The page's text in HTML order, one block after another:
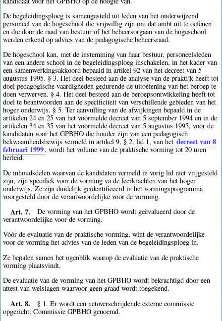
De begeleidingsploeg is samengesteld uit leden van het onderwijzend
personeel van de hogeschool die vrijwillig zijn om dat ambt uit te oefenen
en die door de raad van bestuur of het beheersorgaan van de hogeschool
werden erkend op advies van de pedagogische beheersraad.
De hogeschool kan, met de instemming van haar bestuur, personeelsleden
van een andere school in de begeleidingsploeg inschakelen, in het kader van
een samenwerkingsakkoord bepaald in artikel 92 van het decreet van 5
augustus 1995. § 3. Het deel besteed aan de analyse van de praktijk heeft tot
doel pedagogische vaardigheden gedurende de uitoefening van het beroep te
doen verwerven. § 4. Het deel besteed aan de beroepsontwikkeling heeft tot
doel te beantwoorden aan de specificiteit van verschillende gebieden van het
hoger onderwijs. § 5. Ter aanvulling van de afwijkingen bepaald in de
artikelen 24 en 25 van het voormelde decreet van 5 september 1994 en in de
artikelen 34 en 35 van het voormelde decreet van 5 augustus 1995, voor de
kandidaten voor het GPBHO die houder zijn van een pedagogisch
bekwaamheidsbewijs vermeld in artikel 9, § 2, lid 1, van het decreet van 8
februari 1999, wordt het volume van de praktische vorming tot 20 uren
herleid.
De inhoudsdelen waarvan de kandidaten vermeld in vorig lid niet vrijgesteld
zijn, zijn specifiek voor de vorming va de leerkrachten van het hoger
onderwijs. Ze zijn duidelijk geïdentificeerd in het vormingsprogramma
voorgesteld door de verantwoordelijke voor de vorming.
Art. 7.
De vorming van het GPBHO wordt geëvalueerd door de
verantwoordelijke voor de vorming.
Vóór de evaluatie van de praktische vorming, wint de verantwoordelijke
voor de vorming het advies van de leden van de begeleidingsploeg in.
Ze bepalen samen het ogenblik waarop de evaluatie van de praktische
vorming plaatsvindt.
De evaluatie van de vorming van het GPBHO wordt bekrachtigd door een
attest van welslagen waarvoor geen graad wordt toegekend.
Art. 8.
§ 1. Er wordt een netoverschrijdende externe commissie
opgericht, Commissie GPBHO genoemd.